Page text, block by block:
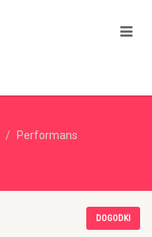
Performans
DOGODKI